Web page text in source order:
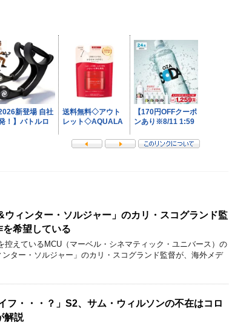
ウィンター・ソルジャー」のカリ・スコグランド監
希望している
控えているMCU（マーベル・シネマティック・ユニバース）の
ンター・ソルジャー」のカリ・スコグランド監督が、海外メデ
フ・・・？」S2、サム・ウィルソンの不在はコロ
解説